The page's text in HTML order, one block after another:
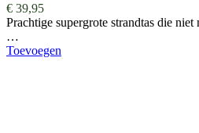
€ 39,95
Prachtige supergrote strandtas die
…
Toevoegen